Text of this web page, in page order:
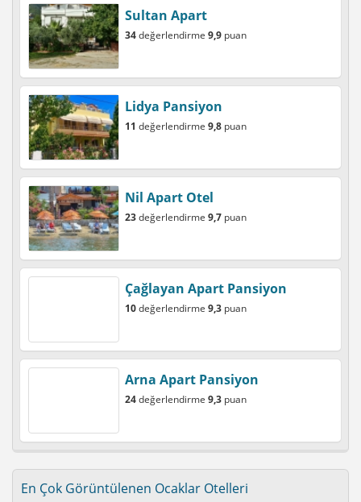
Sultan Apart
34değerlendirme9,9 puan
Lidya Pansiyon
11 değerlendirme9,8 puan
Nil Apart Otel
23değerlendirme9,7 puan
Çağlayan Apart Pansiyon
10değerlendirme9,3 puan
Arna Apart Pansiyon
24değerlendirme9,3 puan
En Çok Görüntülenen Ocaklar Otelleri